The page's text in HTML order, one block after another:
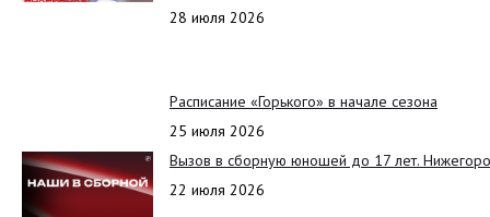
28 июля 2026
Расписание «Горького» в начале сезона
25 июля 2026
Вызов в сборную юношей до 17 лет.
22 июля 2026